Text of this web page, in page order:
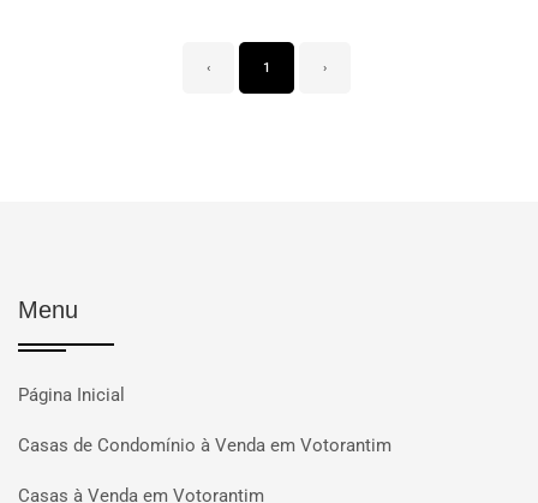
‹ 1 ›
Menu
Página Inicial
Casas de Condomínio à Venda em Votorantim
Casas à Venda em Votorantim